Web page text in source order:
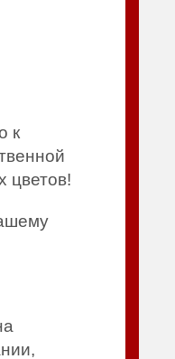
к
цветов!